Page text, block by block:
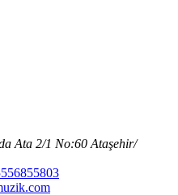
Ata 2/1 No:60 Ataşehir/